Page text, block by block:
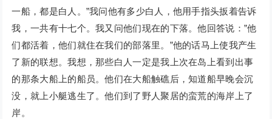
一船，都是白人。”我问他有多少白人，他用手指头扳着告诉
我，一共有十七个。我又问他们现在的下落。他回答说：”他
们都活着，他们就住在我们的部落里。”他的话马上使我产生
了新的联想。我想，那些白人一定是我上次在岛上看到出事
的那条大船上的船员。他们在大船触礁后，知道船早晚会沉
没，就上小艇逃生了。他们到了野人聚居的蛮荒的海岸上了
岸。